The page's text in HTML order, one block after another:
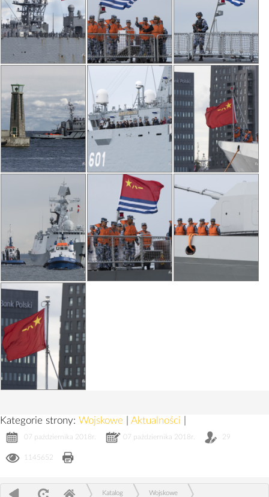
Kategorie strony: Wojskowe Aktualności
07 października 2018r. 07 października 2018r. 29
1145652
Katalog Wojskowe